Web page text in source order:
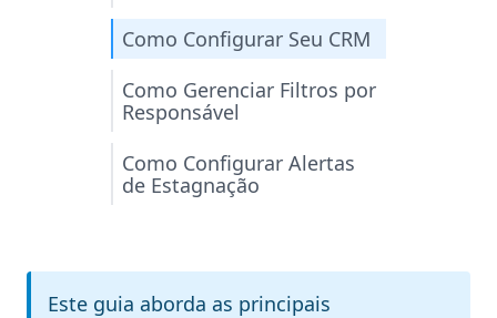
Como Configurar Seu CRM
Como Gerenciar Filtros por
Responsável
Como Configurar Alertas
de Estagnação
Este guia aborda as principais